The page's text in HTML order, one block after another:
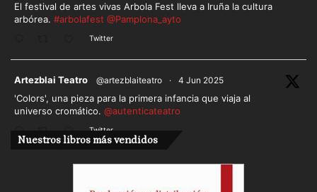
El festival de artes vivas Arbola Fest lleva a Iruña la cultura
arbórea. #arbolafest @Pamplona_ayto
Twitter
Artezblai Teatro @artezblaiteatro · 4 Jun 2025
'Colors', una pieza para la primera infancia que viaja al
universo cromático. @autenticateatro
Twitter
Cargar más
Nuestros libros más vendidos